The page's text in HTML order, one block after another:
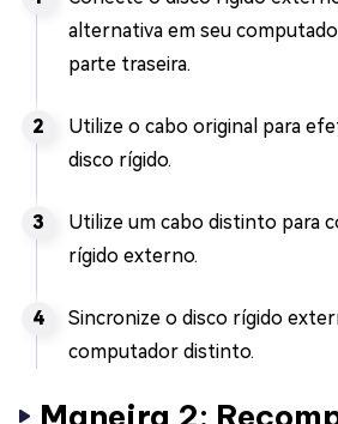
alternativa em seu
parte traseira.
Utilize o cabo original para
disco rígido.
Utilize um cabo distinto para
rígido externo.
Sincronize o disco rígido
computador distinto.
Maneira 2: